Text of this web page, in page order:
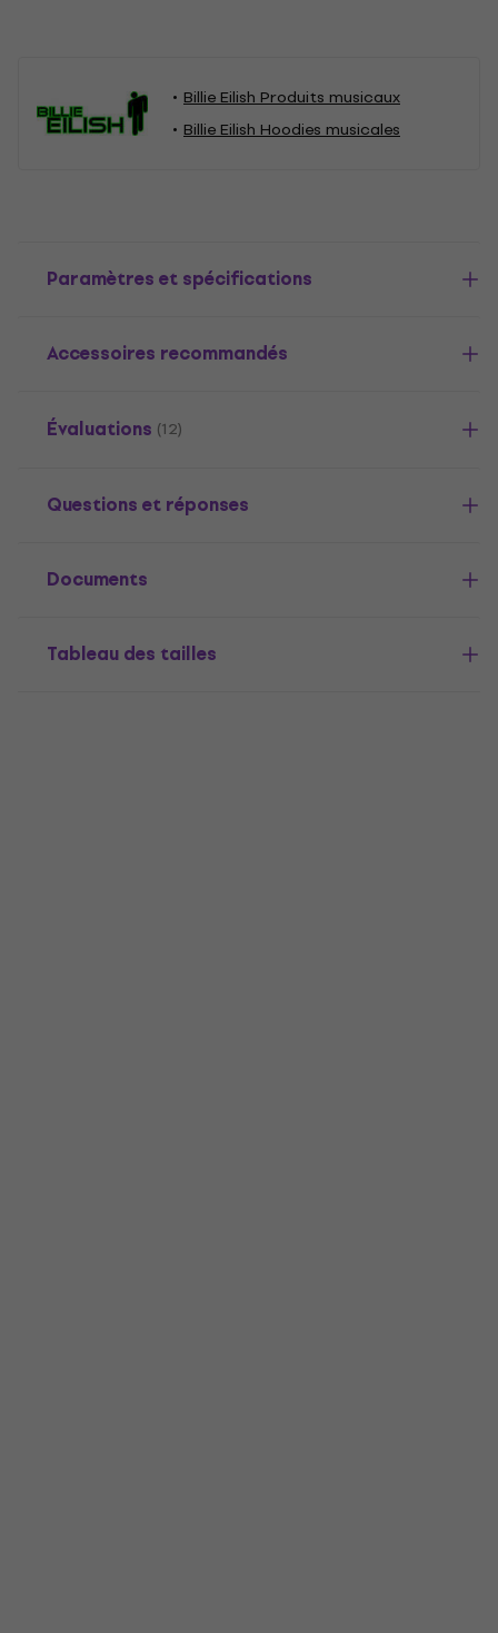
Billie Eilish Produits musicaux
Billie Eilish Hoodies musicales
Paramètres et spécifications
Accessoires recommandés
Évaluations (12)
Questions et réponses
Documents
Tableau des tailles